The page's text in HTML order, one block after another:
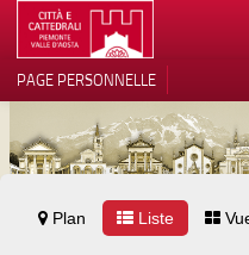
TERRITOIRE
ARCHITECTURE
MUSÉES
PAGE PERSONNELLE
Plan Liste
Vos